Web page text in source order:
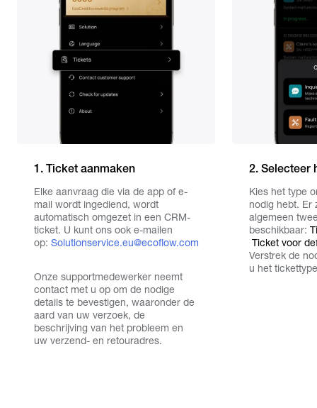
1. Ticket aanmaken
Elke aanvraag die via de app of e-
mail wordt ingediend, wordt
automatisch omgezet in een CRM-
ticket. U kunt ons ook e-mailen
op: Solutionservice.eu@ecoflow.com
Onze supportmedewerker neemt
contact met u op om de nodige
details te bevestigen, waaronder de
aard van uw verzoek, de
beschrijving van het probleem en
uw verzend- en retouradres.
2. Selecteer
Kies het type
nodig hebt. Er
algemeen
beschikbaar:
Ticket voor
Verstrek de
u het